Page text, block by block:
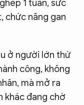
1 tuần, sức
chức năng gan
ở người lớn thứ
công, không
mà mở ra
khác đang chờ